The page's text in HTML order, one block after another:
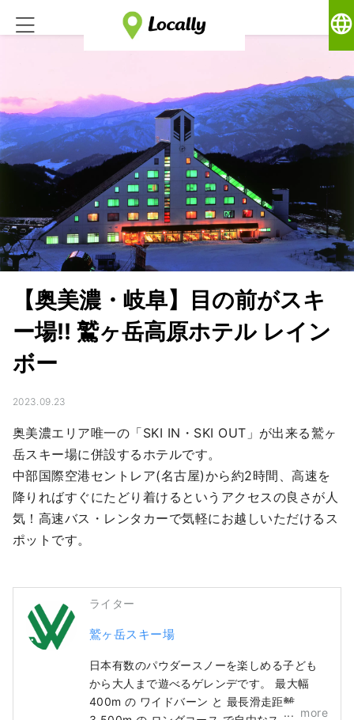
language
【奥美濃・岐阜】目の前がスキ
ー場!! 鷲ヶ岳高原ホテル レイン
ボー
2023.09.23
奥美濃エリア唯一の「SKI IN・SKI OUT」が出来る鷲ヶ
岳スキー場に併設するホテルです。
中部国際空港セントレア(名古屋)から約2時間、高速を
降りればすぐにたどり着けるというアクセスの良さが人
気！高速バス・レンタカーで気軽にお越しいただけるス
ポットです。
ライター
鷲ヶ岳スキー場
日本有数のパウダースノーを楽しめる子ども
から大人まで遊べるゲレンデです。 最大幅
400m の ワイドバーン と 最長滑走距離
more